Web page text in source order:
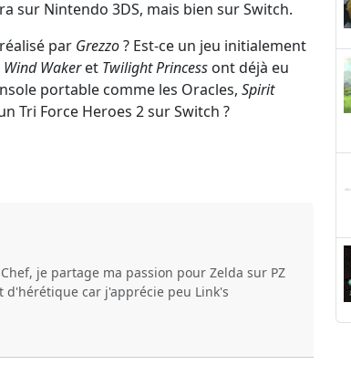
sur Nintendo 3DS, mais bien sur Switch.
par Grezzo? Est-ce un jeu initialement
Wind Wakeret Twilight Princess ont déjà eu
portable comme les Oracles, Spirit
Tri Force Heroes 2 sur Switch ?
je partage ma passion pour Zelda sur PZ
car j'apprécie peu Link's